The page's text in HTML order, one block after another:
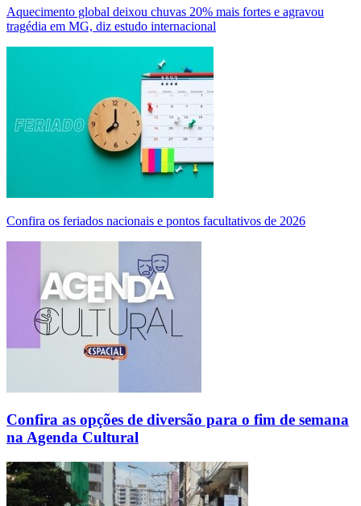
Aquecimento global deixou chuvas 20% mais fortes e agravou
tragédia em MG, diz estudo internacional
Confira os feriados nacionais e pontos facultativos de 2026
Confira as opções de diversão para o fim de semana
na Agenda Cultural